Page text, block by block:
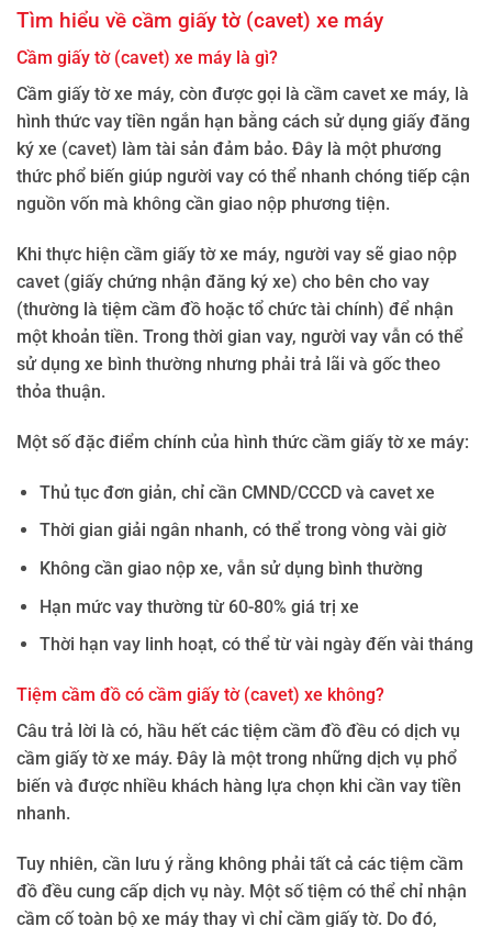
Tìm hiểu về cầm giấy tờ (cavet) xe máy
Cầm giấy tờ (cavet) xe máy là gì?
Cầm giấy tờ xe máy, còn được gọi là cầm cavet xe máy, là
hình thức vay tiền ngắn hạn bằng cách sử dụng giấy đăng
ký xe (cavet) làm tài sản đảm bảo. Đây là một phương
thức phổ biến giúp người vay có thể nhanh chóng tiếp cận
nguồn vốn mà không cần giao nộp phương tiện.
Khi thực hiện cầm giấy tờ xe máy, người vay sẽ giao nộp
cavet (giấy chứng nhận đăng ký xe) cho bên cho vay
(thường là tiệm cầm đồ hoặc tổ chức tài chính) để nhận
một khoản tiền. Trong thời gian vay, người vay vẫn có thể
sử dụng xe bình thường nhưng phải trả lãi và gốc theo
thỏa thuận.
Một số đặc điểm chính của hình thức cầm giấy tờ xe máy:
Thủ tục đơn giản, chỉ cần CMND/CCCD và cavet xe
Thời gian giải ngân nhanh, có thể trong vòng vài giờ
Không cần giao nộp xe, vẫn sử dụng bình thường
Hạn mức vay thường từ 60-80% giá trị xe
Thời hạn vay linh hoạt, có thể từ vài ngày đến vài tháng
Tiệm cầm đồ có cầm giấy tờ (cavet) xe không?
Câu trả lời là có, hầu hết các tiệm cầm đồ đều có dịch vụ
cầm giấy tờ xe máy. Đây là một trong những dịch vụ phổ
biến và được nhiều khách hàng lựa chọn khi cần vay tiền
nhanh.
Tuy nhiên, cần lưu ý rằng không phải tất cả các tiệm cầm
đồ đều cung cấp dịch vụ này. Một số tiệm có thể chỉ nhận
cầm cố toàn bộ xe máy thay vì chỉ cầm giấy tờ. Do đó,